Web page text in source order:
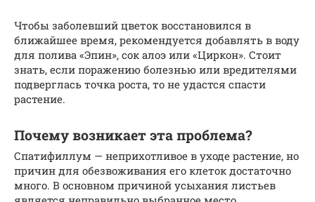
Чтобы заболевший цветок восстановился в
ближайшее время, рекомендуется добавлять в воду
для полива «Эпин», сок алоэ или «Циркон». Стоит
знать, если поражению болезнью или вредителями
подверглась точка роста, то не удастся спасти
растение.
Почему возникает эта проблема?
Спатифиллум — неприхотливое в уходе растение, но
причин для обезвоживания его клеток достаточно
много. В основном причиной усыхания листьев